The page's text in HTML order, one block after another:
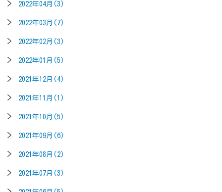
2022年04月(3)
2022年03月(7)
2022年02月(3)
2022年01月(5)
2021年12月(4)
2021年11月(1)
2021年10月(5)
2021年09月(6)
2021年08月(2)
2021年07月(3)